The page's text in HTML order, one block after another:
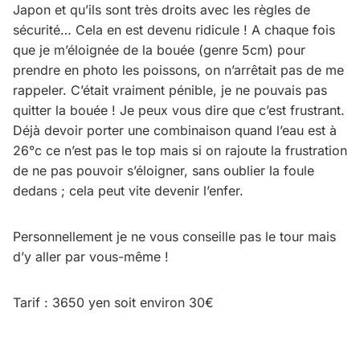
Japon et qu’ils sont très droits avec les règles de
sécurité… Cela en est devenu ridicule ! A chaque fois
que je m’éloignée de la bouée (genre 5cm) pour
prendre en photo les poissons, on n’arrêtait pas de me
rappeler. C’était vraiment pénible, je ne pouvais pas
quitter la bouée ! Je peux vous dire que c’est frustrant.
Déjà devoir porter une combinaison quand l’eau est à
26°c ce n’est pas le top mais si on rajoute la frustration
de ne pas pouvoir s’éloigner, sans oublier la foule
dedans ; cela peut vite devenir l’enfer.
Personnellement je ne vous conseille pas le tour mais
d’y aller par vous-même !
Tarif : 3650 yen soit environ 30€